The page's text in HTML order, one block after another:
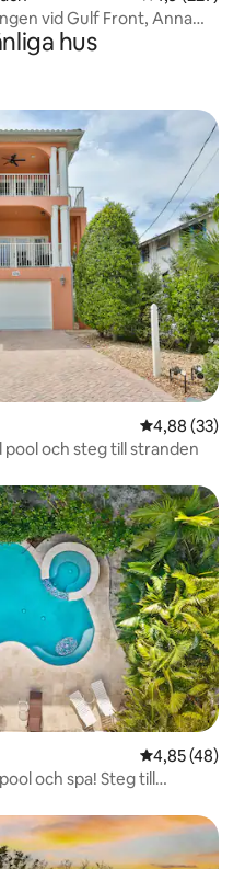
vid Gulf Front, Anna
hus
4,88 av 5 i
4,88 (33)
och steg till stranden
4,85 av 5 i
4,85 (48)
och spa! Steg till